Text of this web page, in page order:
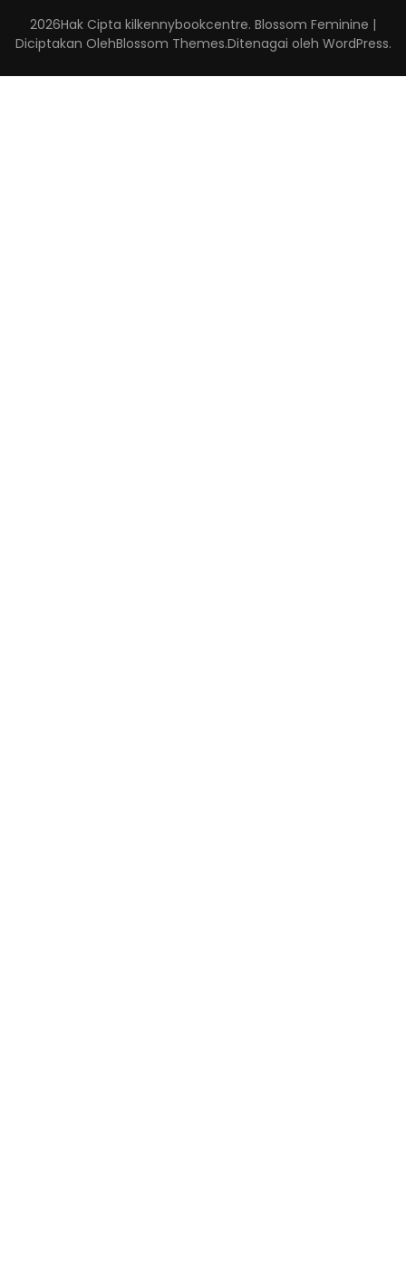
2026Hak Cipta kilkennybookcentre. Blossom Feminine |
Diciptakan OlehBlossom Themes.Ditenagai oleh WordPress.